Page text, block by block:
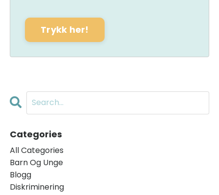
Trykk her!
Categories
All Categories
Barn Og Unge
Blogg
Diskriminering